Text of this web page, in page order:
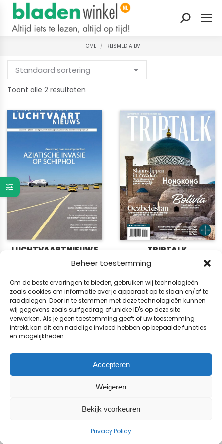
Beheer toestemming
Om de beste ervaringen te bieden, gebruiken wij technologieën
zoals cookies om informatie over je apparaat op te slaan en/of te
raadplegen. Door in te stemmen met deze technologieën kunnen
wij gegevens zoals surfgedrag of unieke ID's op deze site
verwerken. Als je geen toestemming geeft of uw toestemming
intrekt, kan dit een nadelige invloed hebben op bepaalde functies
en mogelijkheden.
Accepteren
Weigeren
Bekijk voorkeuren
Privacy Policy
Zoeken:
Je bent hier:
HOME REISMEDIA BV
Toont alle 2 resultaten
nieuwste
LUCHTVAARTNIEUWS
00
TRIPTALK
© 2026 BladenWinkel.nl